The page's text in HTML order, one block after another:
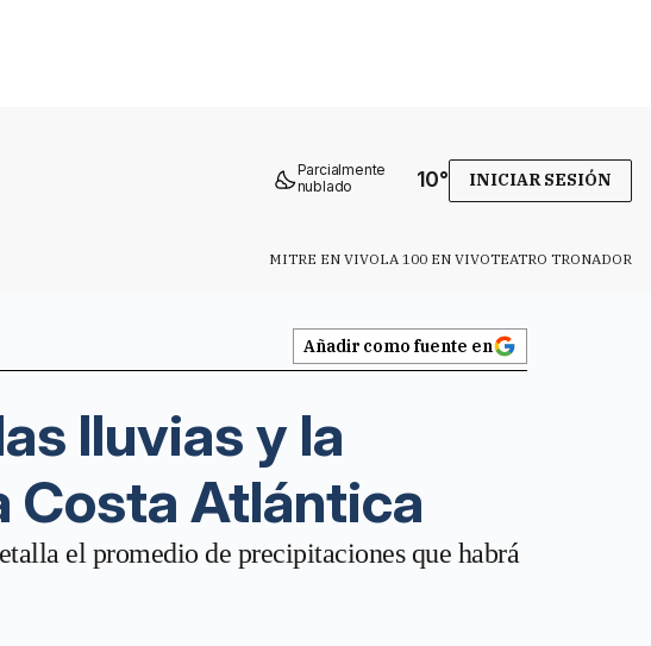
Parcialmente
nublado
10° INICIAR SESIÓN
MITRE EN VIVOLA 100 EN VIVOTEATRO TRONADOR
Añadir como fuente en
lluvias y la
Costa Atlántica
el promedio de precipitaciones que habrá